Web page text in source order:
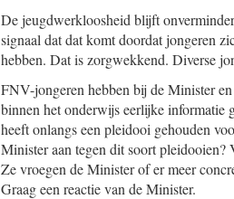
De jeugdwerkloosheid blijft
signaal dat dat komt doordat jongeren
hebben. Dat is zorgwekkend. Diverse
FNV-jongeren hebben bij de Minister
binnen het onderwijs eerlijke informatie
heeft onlangs een pleidooi gehouden
Minister aan tegen dit soort pleidooien?
Ze vroegen de Minister of er meer
Graag een reactie van de Minister.